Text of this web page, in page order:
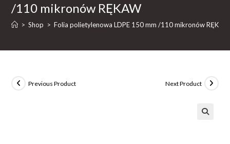
/110 mikronów RĘKAW
> Shop > Folia polietylenowa LDPE 150 mm /110 mikronów RĘKAW
Previous Product Next Product